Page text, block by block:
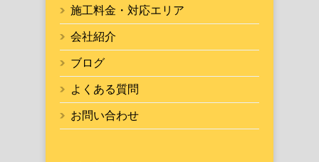
施工料金・対応エリア
会社紹介
ブログ
よくある質問
お問い合わせ